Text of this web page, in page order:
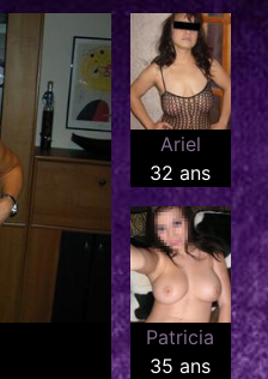
Ariel
32 ans
Patricia
35 ans